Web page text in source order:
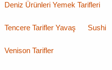
Deniz Ürünleri Yemek Tarifleri
Tencere Tarifler Yavaş Sushi
Venison Tarifler